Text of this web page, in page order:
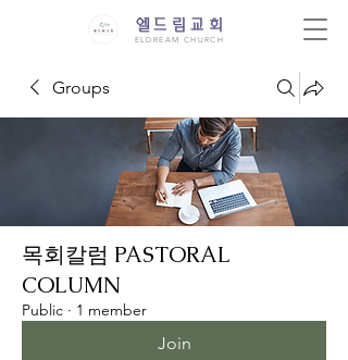
엘드림교회
ELDREAM CHURCH
Groups
목회칼럼 PASTORAL
COLUMN
Public · 1 member
Join